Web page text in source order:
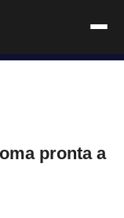
pronta a